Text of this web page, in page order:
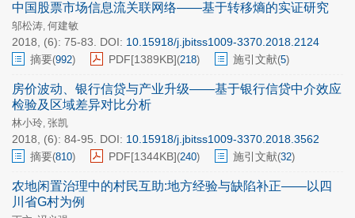
中国股票市场信息流关联网络——基于转移熵的实证研究
邬松涛, 何建敏
2018, (6): 75-83. DOI: 10.15918/j.jbitss1009-3370.2018.2124
摘要(992) PDF[1389KB](218) 施引文献(5)
房价波动、银行信贷与产业升级——基于银行信贷中介效应
检验及区域差异对比分析
林小玲, 张凯
2018, (6): 84-95. DOI: 10.15918/j.jbitss1009-3370.2018.3562
摘要(810) PDF[1344KB](240) 施引文献(32)
农地闲置治理中的村民互助:地方经验与缺陷补正——以四
川省G村为例